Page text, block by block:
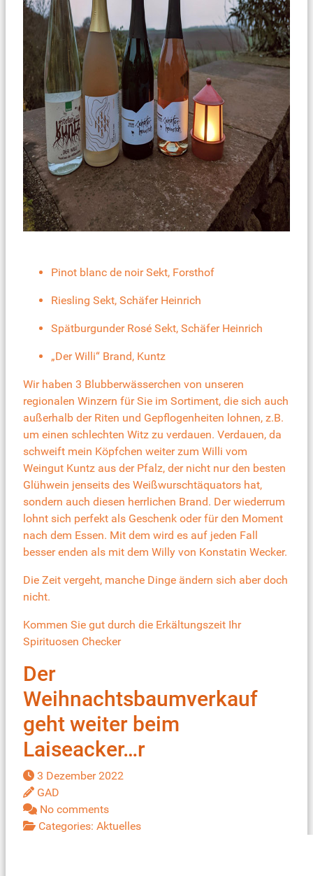
Pinot blanc de noir Sekt, Forsthof
Riesling Sekt, Schäfer Heinrich
Spätburgunder Rosé Sekt, Schäfer Heinrich
„Der Willi“ Brand, Kuntz
Wir haben 3 Blubberwässerchen von unseren
regionalen Winzern für Sie im Sortiment, die sich auch
außerhalb der Riten und Gepflogenheiten lohnen, z.B.
um einen schlechten Witz zu verdauen. Verdauen, da
schweift mein Köpfchen weiter zum Willi vom
Weingut Kuntz aus der Pfalz, der nicht nur den besten
Glühwein jenseits des Weißwurschtäquators hat,
sondern auch diesen herrlichen Brand. Der wiederrum
lohnt sich perfekt als Geschenk oder für den Moment
nach dem Essen. Mit dem wird es auf jeden Fall
besser enden als mit dem Willy von Konstatin Wecker.
Die Zeit vergeht, manche Dinge ändern sich aber doch
nicht.
Kommen Sie gut durch die Erkältungszeit Ihr
Spirituosen Checker
Der
Weihnachtsbaumverkauf
geht weiter beim
Laiseacker…r
3 Dezember 2022
GAD
No comments
Categories: Aktuelles